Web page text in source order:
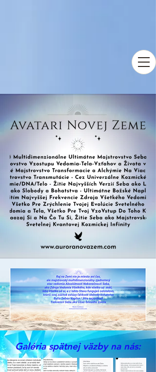
Galéria spätnej väzby na nás: